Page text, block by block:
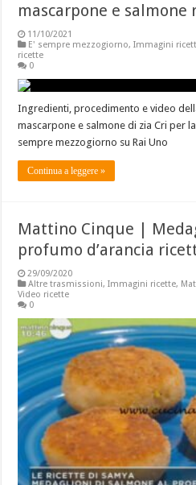
mascarpone e salmone
11/10/2021
E' sempre mezzogiorno,Immagini
ricette
0
Ingredienti, procedimento e video
mascarpone e salmone di zia Cri per
sempre mezzogiorno su Rai Uno
Continua a leggere »
Mattino Cinque |
profumo d’arancia
29/09/2020
Altre trasmissioni,Immagini ricette,
Video ricette
0